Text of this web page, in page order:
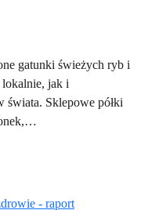
gatunki świeżych ryb i
jak i
świata. Sklepowe półki